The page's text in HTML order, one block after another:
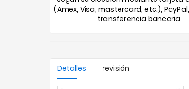
(Amex, Visa, mastercard, etc.),
transferencia bancaria
Detalles revisión